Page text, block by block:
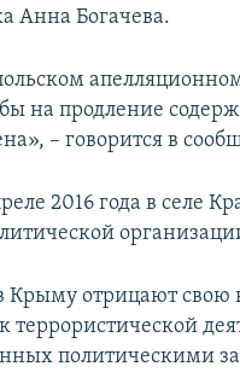
Анна Богачева.
апелляционном
на продление
– говорится в
2016 года в селе
Крыму отрицают свою
политическими